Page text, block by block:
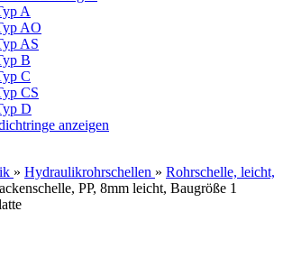
A
AO
AS
B
C
CS
D
anzeigen
» Hydraulikrohrschellen » Rohrschelle, leicht,
PP, 8mm leicht, Baugröße 1